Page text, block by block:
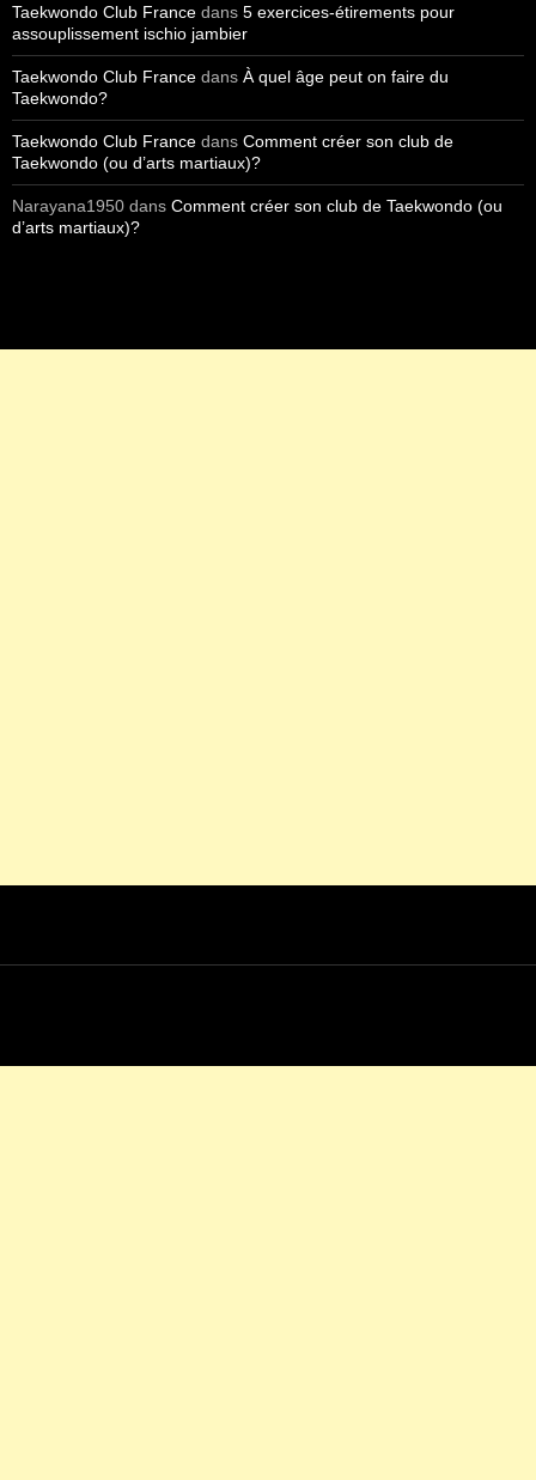
Taekwondo Club France dans 5 exercices-étirements pour
assouplissement ischio jambier
Taekwondo Club France dans À quel âge peut on faire du
Taekwondo?
Taekwondo Club France dans Comment créer son club de
Taekwondo (ou d’arts martiaux)?
Narayana1950 dans Comment créer son club de Taekwondo (ou
d’arts martiaux)?